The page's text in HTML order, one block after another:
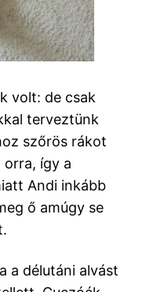
volt: de csak
terveztünk
szőrös rákot
orra, így a
Andi inkább
ő amúgy se
a délutáni alvást